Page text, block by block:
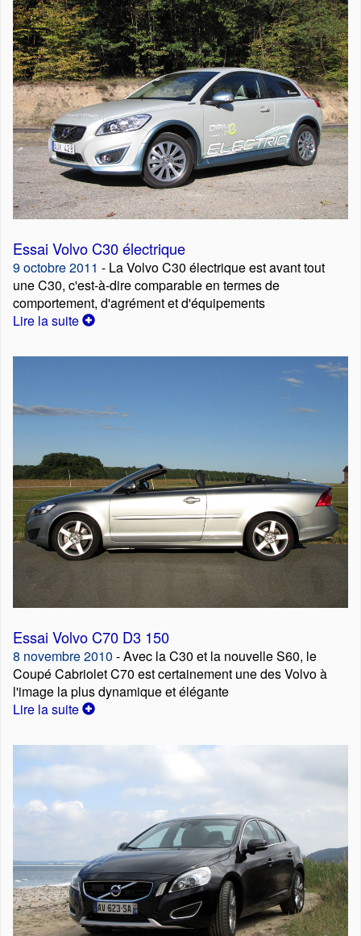
Essai Volvo C30 électrique
9 octobre 2011 - La Volvo C30 électrique est avant tout
une C30, c'est-à-dire comparable en termes de
comportement, d'agrément et d'équipements
Lire la suite
Essai Volvo C70 D3 150
8 novembre 2010 - Avec la C30 et la nouvelle S60, le
Coupé Cabriolet C70 est certainement une des Volvo à
l'image la plus dynamique et élégante
Lire la suite